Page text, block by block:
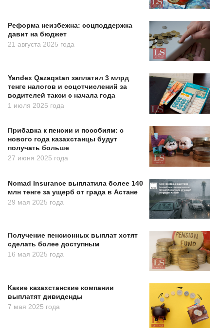
Реформа неизбежна: соцподдержка
давит на бюджет
21 августа 2025 года
Yandex Qazaqstan заплатил 3 млрд
тенге налогов и соцотчислений за
водителей такси с начала года
1 июля 2025 года
Прибавка к пенсии и пособиям: с
нового года казахстанцы будут
получать больше
27 июня 2025 года
Nomad Insurance выплатила более 140
млн тенге за ущерб от града в Астане
29 мая 2025 года
Получение пенсионных выплат хотят
сделать более доступным
16 мая 2025 года
Какие казахстанские компании
выплатят дивиденды
7 мая 2025 года